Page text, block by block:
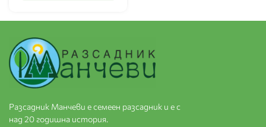
Разсадник Манчеви е семеен разсадник и е с
над 20 годишна история.